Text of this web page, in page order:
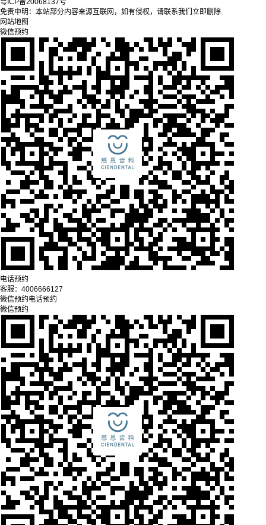
粤ICP备20068137号
免责申明：本站部分内容来源互联网，如有侵权，请联系我们立即删除
网站地图
微信预约
电话预约
客服： 4006666127
微信预约电话预约
微信预约